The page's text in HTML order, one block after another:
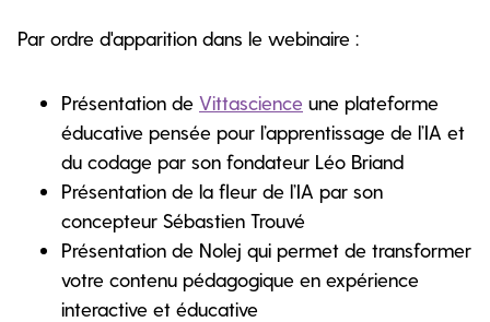
Par ordre d'apparition dans le webinaire :
Présentation de Vittascience une plateforme
éducative pensée pour l’apprentissage de l’IA et
du codage par son fondateur Léo Briand
Présentation de la fleur de l’IA par son
concepteur Sébastien Trouvé
Présentation de Nolej qui permet de transformer
votre contenu pédagogique en expérience
interactive et éducative